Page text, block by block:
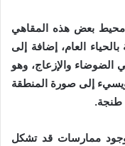
بعض هذه المقاهي
العام، إضافة إلى
الضوضاء والإزعاج، وهو
ويسيء إلى صورة المنطقة
طنجة.
ممارسات قد تشكل